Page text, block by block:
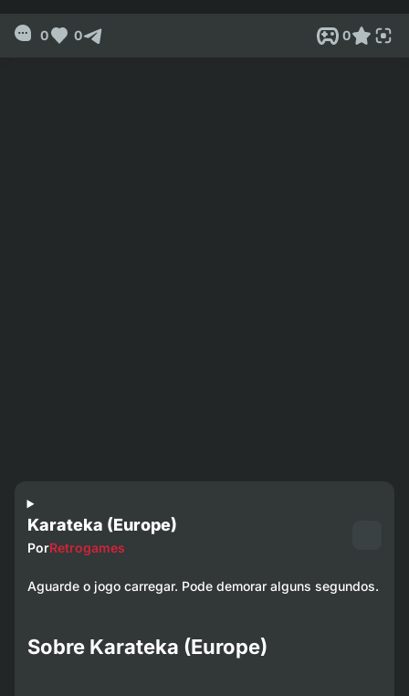
0 0 0
Karateka (Europe)
PorRetrogames
Aguarde o jogo carregar. Pode demorar alguns segundos.
Sobre Karateka (Europe)